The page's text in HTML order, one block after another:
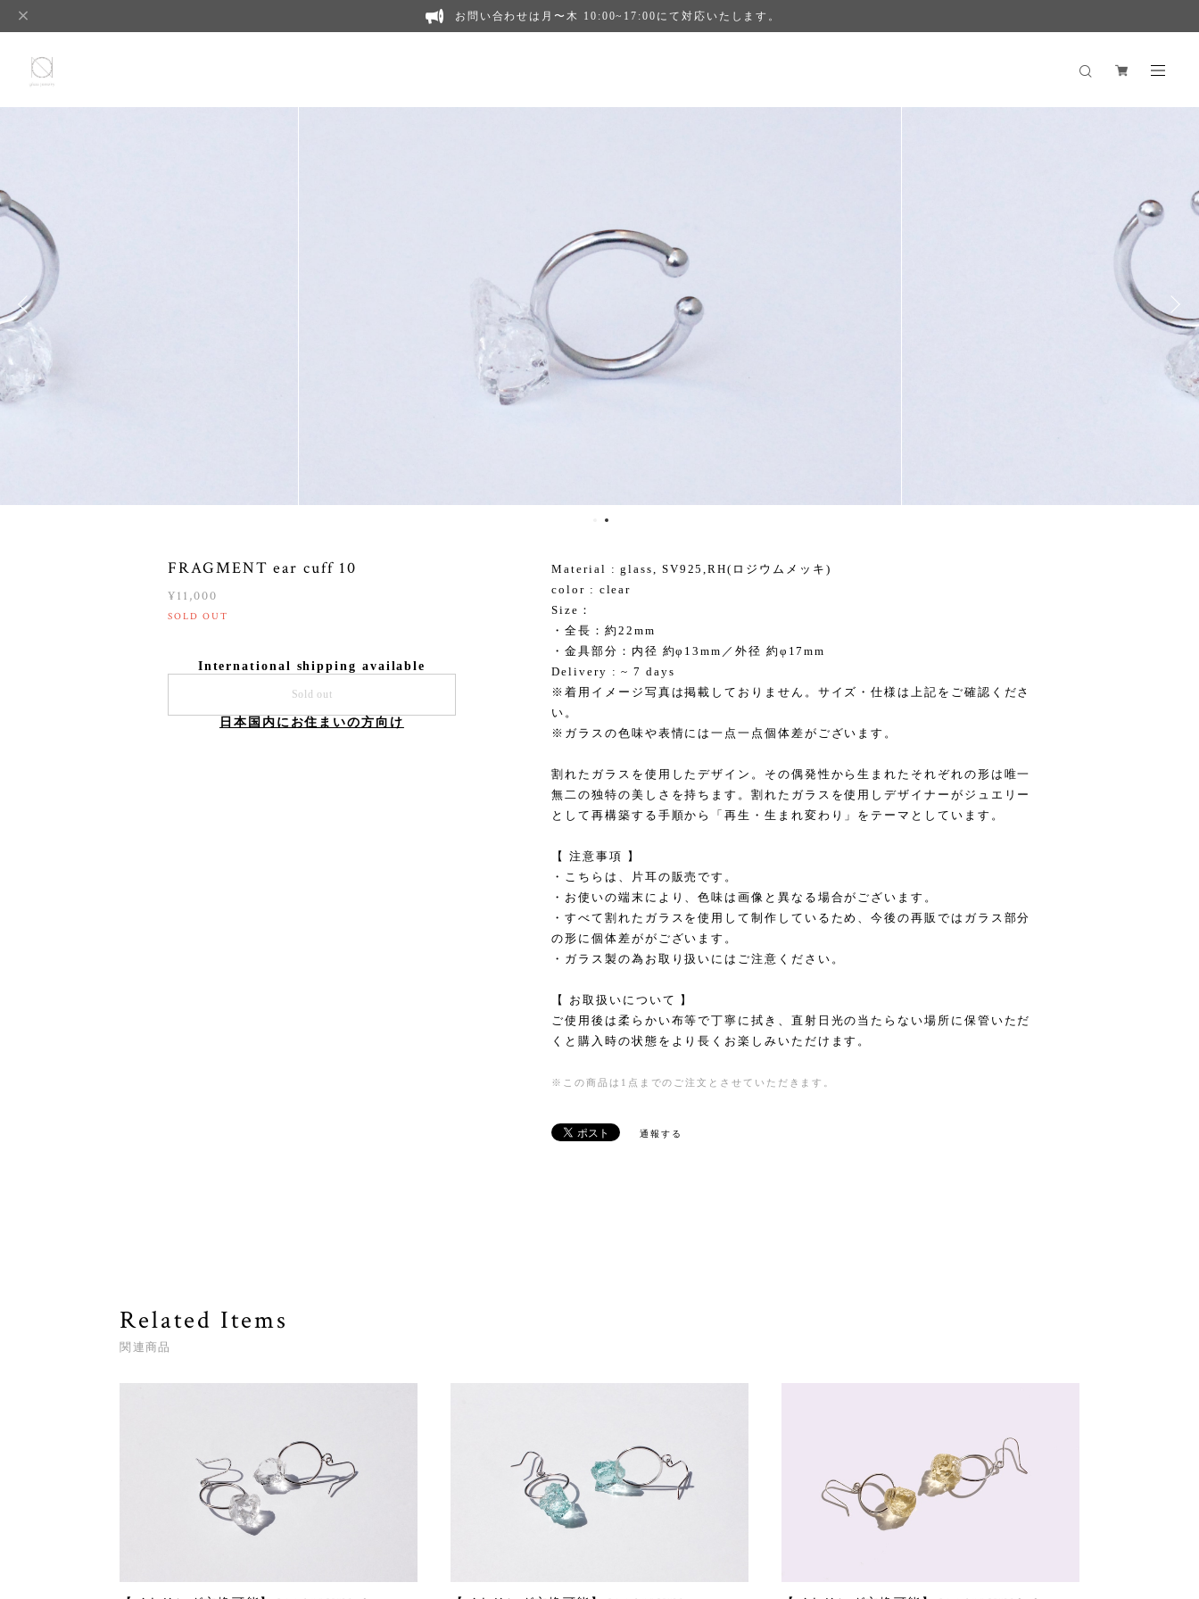
お問い合わせは月〜木 10:00~17:00にて対応いたします。
FRAGMENT ear cuff 10
¥11,000
SOLD OUT
International shipping available
Sold out
日本国内にお住まいの方向け
Material : glass, SV925,RH(ロジウムメッキ)
color : clear
Size：
・全長：約22mm
・金具部分：内径 約φ13mm／外径 約φ17mm
Delivery : ~ 7 days
※着用イメージ写真は掲載しておりません。サイズ・仕様は上記をご確認くださ
い。
※ガラスの色味や表情には一点一点個体差がございます。
割れたガラスを使用したデザイン。その偶発性から生まれたそれぞれの形は唯一
無二の独特の美しさを持ちます。割れたガラスを使用しデザイナーがジュエリー
として再構築する手順から「再生・生まれ変わり」をテーマとしています。
【 注意事項 】
・こちらは、片耳の販売です。
・お使いの端末により、色味は画像と異なる場合がございます。
・すべて割れたガラスを使用して制作しているため、今後の再販ではガラス部分
の形に個体差ががございます。
・ガラス製の為お取り扱いにはご注意ください。
【 お取扱いについて 】
ご使用後は柔らかい布等で丁寧に拭き、直射日光の当たらない場所に保管いただ
くと購入時の状態をより長くお楽しみいただけます。
※この商品は1点までのご注文とさせていただきます。
通報する
Related Items
関連商品